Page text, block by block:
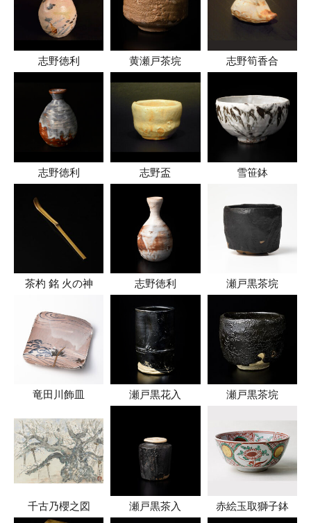
志野徳利 黄瀬戸茶垸 志野筍香合
志野徳利 志野盃 雪笹鉢
茶杓 銘 火の神 志野徳利 瀬戸黒茶垸
竜田川飾皿 瀬戸黒花入 瀬戸黒茶垸
千古乃櫻之図 瀬戸黒茶入 赤絵玉取獅子鉢